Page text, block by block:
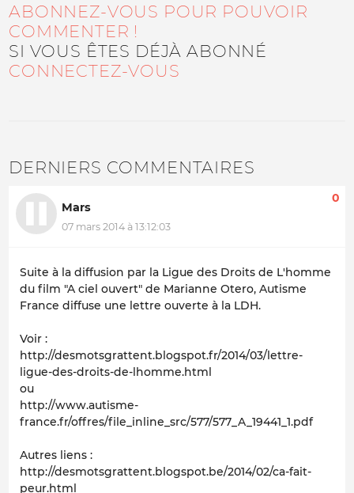
ABONNEZ-VOUS POUR POUVOIR
COMMENTER !
SI VOUS ÊTES DÉJÀ ABONNÉ
CONNECTEZ-VOUS
DERNIERS COMMENTAIRES
Mars
07 mars 2014 à 13:12:03
0
Suite à la diffusion par la Ligue des Droits de L'homme
du film "A ciel ouvert" de Marianne Otero, Autisme
France diffuse une lettre ouverte à la LDH.
Voir :
http://desmotsgrattent.blogspot.fr/2014/03/lettre-
ligue-des-droits-de-lhomme.html
ou
http://www.autisme-
france.fr/offres/file_inline_src/577/577_A_19441_1.pdf
Autres liens :
http://desmotsgrattent.blogspot.be/2014/02/ca-fait-
peur.html